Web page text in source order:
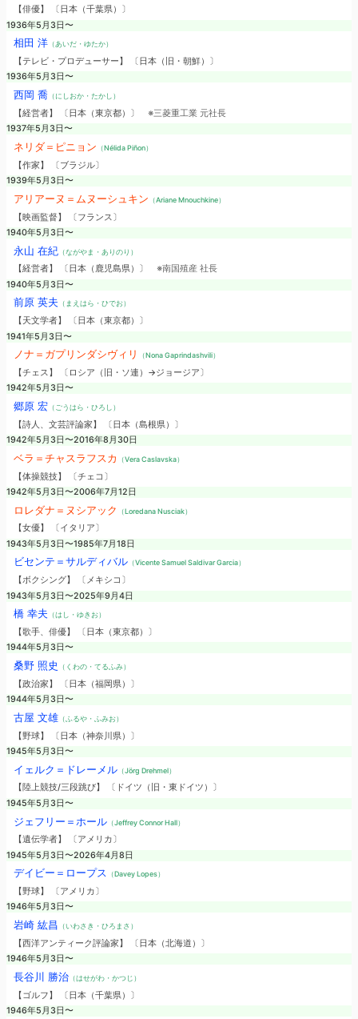
【俳優】 〔日本（千葉県）〕
1936年5月3日〜
相田 洋（あいだ・ゆたか）
【テレビ・プロデューサー】 〔日本（旧・朝鮮）〕
1936年5月3日〜
西岡 喬（にしおか・たかし）
【経営者】 〔日本（東京都）〕 ※三菱重工業 元社長
1937年5月3日〜
ネリダ＝ピニョン （Nélida Piñon）
【作家】 〔ブラジル〕
1939年5月3日〜
アリアーヌ＝ムヌーシュキン （Ariane Mnouchkine）
【映画監督】 〔フランス〕
1940年5月3日〜
永山 在紀（ながやま・ありのり）
【経営者】 〔日本（鹿児島県）〕 ※南国殖産 社長
1940年5月3日〜
前原 英夫 （まえはら・ひでお）
【天文学者】 〔日本（東京都）〕
1941年5月3日〜
ノナ＝ガプリンダシヴィリ （Nona Gaprindashvili）
【チェス】 〔ロシア（旧・ソ連）→ジョージア〕
1942年5月3日〜
郷原 宏（ごうはら・ひろし）
【詩人、文芸評論家】 〔日本（島根県）〕
1942年5月3日〜2016年8月30日
ベラ＝チャスラフスカ （Vera Caslavska）
【体操競技】 〔チェコ〕
1942年5月3日〜2006年7月12日
ロレダナ＝ヌシアック （Loredana Nusciak）
【女優】 〔イタリア〕
1943年5月3日〜1985年7月18日
ビセンテ＝サルディバル（Vicente Samuel Saldivar Garcia）
【ボクシング】 〔メキシコ〕
1943年5月3日〜2025年9月4日
橋 幸夫 （はし・ゆきお）
【歌手、俳優】 〔日本（東京都）〕
1944年5月3日〜
桑野 照史 （くわの・てるふみ）
【政治家】 〔日本（福岡県）〕
1944年5月3日〜
古屋 文雄（ふるや・ふみお）
【野球】 〔日本（神奈川県）〕
1945年5月3日〜
イェルク＝ドレーメル（Jörg Drehmel）
【陸上競技/三段跳び】 〔ドイツ（旧・東ドイツ）〕
1945年5月3日〜
ジェフリー＝ホール（Jeffrey Connor Hall）
【遺伝学者】 〔アメリカ〕
1945年5月3日〜2026年4月8日
デイビー＝ロープス （Davey Lopes）
【野球】 〔アメリカ〕
1946年5月3日〜
岩崎 紘昌 （いわさき・ひろまさ）
【西洋アンティーク評論家】 〔日本（北海道）〕
1946年5月3日〜
長谷川 勝治（はせがわ・かつじ）
【ゴルフ】 〔日本（千葉県）〕
1946年5月3日〜